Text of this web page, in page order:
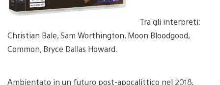
Tra gli interpreti:
Christian Bale, Sam Worthington, Moon Bloodgood,
Common, Bryce Dallas Howard.
Ambientato in un futuro post-apocalittico nel 2018,